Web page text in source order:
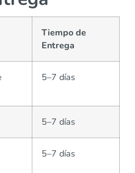
Tiempo de
Entrega
5–7 días
5–7 días
5–7 días